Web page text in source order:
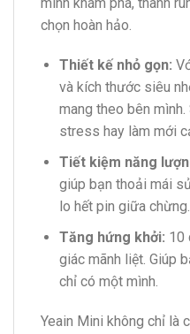
chọn hoàn hảo.
Thiết kế nhỏ gọn:
và kích thước siêu
mang theo bên
stress hay làm mới
Tiết kiệm năng
giúp bạn thoải mái
lo hết pin giữa chừng.
Tăng hứng khởi: 10
giác mãnh liệt. Giúp
chỉ có một mình.
Yeain Mini không chỉ là